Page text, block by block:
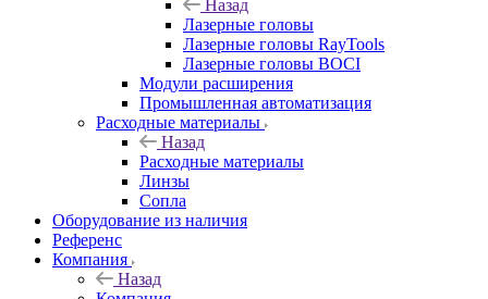
Назад
Лазерные головы
Лазерные головы RayTools
Лазерные головы BOCI
Модули расширения
Промышленная автоматизация
Расходные материалы
Назад
Расходные материалы
Линзы
Сопла
Оборудование из наличия
Референс
Компания
Назад